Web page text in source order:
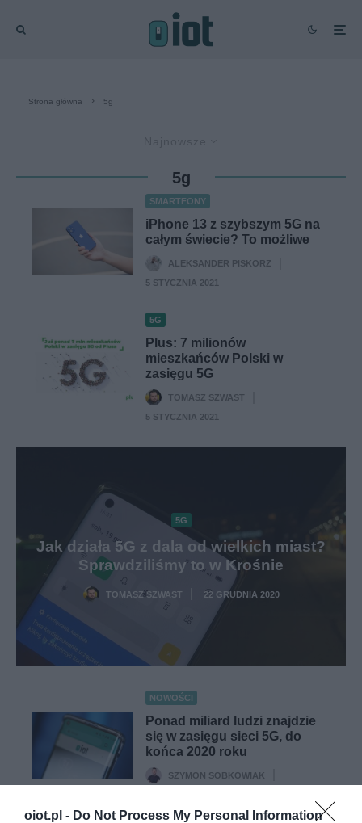
oiot.pl - Do Not Process My Personal Information
Strona główna 5g
5g
SMARTFONY
iPhone 13 z szybszym 5G na
całym świecie? To możliwe
ALEKSANDER PISKORZ
5 STYCZNIA 2021
5G
Plus: 7 milionów
mieszkańców Polski w
zasięgu 5G
TOMASZ SZWAST
5 STYCZNIA 2021
5G
Jak działa 5G z dala od wielkich miast?
Sprawdziliśmy to w Krośnie
TOMASZ SZWAST 22 GRUDNIA 2020
NOWOŚCI
Ponad miliard ludzi znajdzie
się w zasięgu sieci 5G, do
końca 2020 roku
SZYMON SOBKOWIAK